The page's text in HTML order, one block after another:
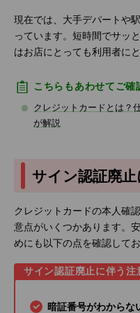
現在では、大手デパートや
っています。短時間でサッ
はお店にとっても利用者に
こちらもあわせてご確
クレジットカードとは？
が解説
サイン認証廃
クレジットカードの本人確
意点がいくつかあります。
めにも以下の点を確認してお
サイン認証廃止に伴う注
暗証番号がわからな